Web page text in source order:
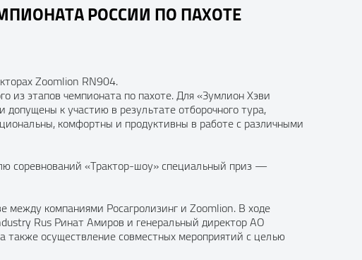
РОССИИ ПО ПАХОТЕ
Zoomlion RN904.
из этапов чемпионата по пахоте. Для «Зумлион Хэви
к участию в результате отборочного тура,
комфортны и продуктивны в работе с различными
соревнований «Трактор-шоу» специальный приз —
между компаниями Росагролизинг и Zoomlion. В ходе
Rus Ринат Амиров и генеральный директор АО
также осуществление совместных мероприятий с целью